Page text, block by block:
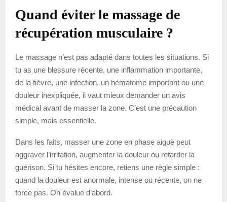
Quand éviter le massage de
récupération musculaire ?
Le massage n’est pas adapté dans toutes les situations. Si
tu as une blessure récente, une inflammation importante,
de la fièvre, une infection, un hématome important ou une
douleur inexpliquée, il vaut mieux demander un avis
médical avant de masser la zone. C’est une précaution
simple, mais essentielle.
Dans les faits, masser une zone en phase aiguë peut
aggraver l’irritation, augmenter la douleur ou retarder la
guérison. Si tu hésites encore, retiens une règle simple :
quand la douleur est anormale, intense ou récente, on ne
force pas. On évalue d’abord.